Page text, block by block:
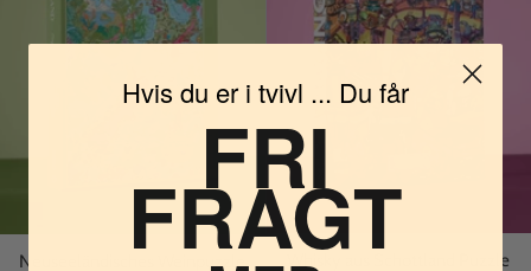
Neuseeländisches Weinpuzzle Whisky aus Schottland Puzzle
Hvis du er i tvivl ... Du får
FRI
FRAGT